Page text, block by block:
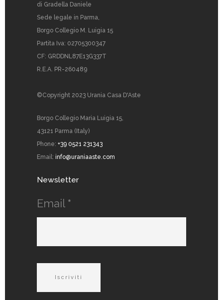
di Gradella Daniele
Sede legale in Parma,
Borgo Collegio M. Luigia 15
Partita Iva: 02705300347
CF: GRDDNL87E13G337T
R.E.A. PR-260489
©Copyright 2023 Urania Casa D'Aste
Borgo Collegio Maria Luigia 15,
43121 Parma (Italy)
Phone: +39 0521 231343
Email: info@uraniaaste.com
Newsletter
Email *